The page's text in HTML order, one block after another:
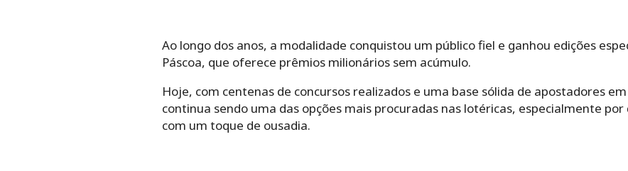
Ao longo dos anos, a modalidade conquistou um público fiel e ganhou edições
Páscoa, que oferece prêmios milionários sem acúmulo.
Hoje, com centenas de concursos realizados e uma base sólida de apostadores
continua sendo uma das opções mais procuradas nas lotéricas, especialmente
com um toque de ousadia.